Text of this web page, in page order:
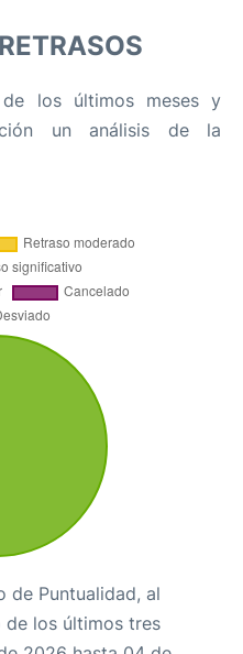
los últimos meses y
un análisis de la
de Puntualidad, al
de los últimos tres